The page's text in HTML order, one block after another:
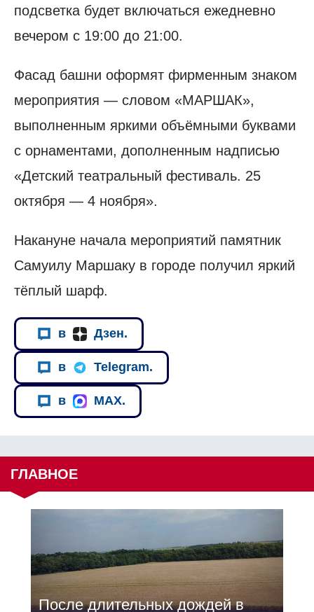
подсветка будет включаться ежедневно
вечером с 19:00 до 21:00.
Фасад башни оформят фирменным знаком
мероприятия — словом «МАРШАК»,
выполненным яркими объёмными буквами
с орнаментами, дополненным надписью
«Детский театральный фестиваль. 25
октября — 4 ноября».
Накануне начала мероприятий памятник
Самуилу Маршаку в городе получил яркий
тёплый шарф.
в Дзен.
в Telegram.
в MAX.
ГЛАВНОЕ
После длительных дождей в